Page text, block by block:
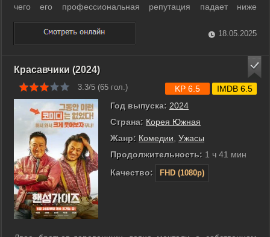
чего его профессиональная репутация падает ниже
плинтуса. Чтобы разобраться в этом запутанном деле, Му-
хёк устраивается учителем в школу, где знакомится с
симпатичной учительницей ...
18.05.2025
Красавчики (2024)
3.3/5 (65 гол.)
Год выпуска: 2024
Страна: Корея Южная
Жанр: Комедии Ужасы
Продолжительность: 1 ч 41 мин
Качество:
FHD (1080p)
KP 6.5 IMDB 6.5